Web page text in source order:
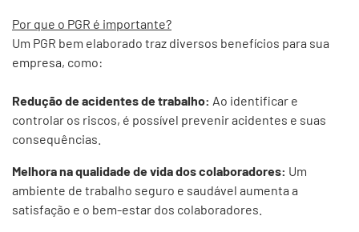
Por que o PGR é importante?
Um PGR bem elaborado traz diversos benefícios para sua
empresa, como:
Redução de acidentes de trabalho: Ao identificar e
controlar os riscos, é possível prevenir acidentes e suas
consequências.
Melhora na qualidade de vida dos colaboradores: Um
ambiente de trabalho seguro e saudável aumenta a
satisfação e o bem-estar dos colaboradores.